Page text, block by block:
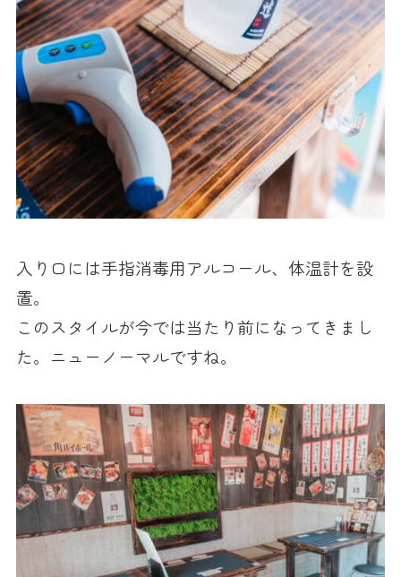
入り口には手指消毒用アルコール、体温計を設
置。
このスタイルが今では当たり前になってきまし
た。ニューノーマルですね。